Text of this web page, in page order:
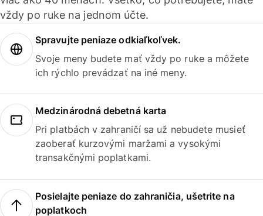
vždy po ruke na jednom účte.
Spravujte peniaze odkiaľkoľvek.
Svoje meny budete mať vždy po ruke a môžete
ich rýchlo prevádzať na iné meny.
Medzinárodná debetná karta
Pri platbách v zahraničí sa už nebudete musieť
zaoberať kurzovými maržami a vysokými
transakčnými poplatkami.
Posielajte peniaze do zahraničia, ušetrite na
poplatkoch